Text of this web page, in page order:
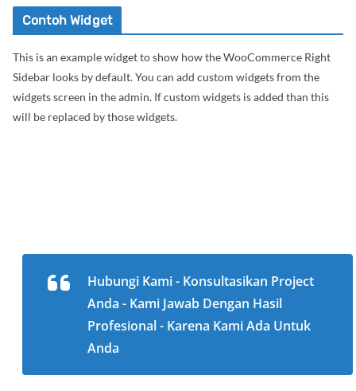
Contoh Widget
This is an example widget to show how the WooCommerce Right
Sidebar looks by default. You can add custom widgets from the
widgets screen in the admin. If custom widgets is added than this
will be replaced by those widgets.
Hubungi Kami - Konsultasikan Project
Anda - Kami Jawab Dengan Hasil
Profesional - Karena Kami Ada Untuk
Anda